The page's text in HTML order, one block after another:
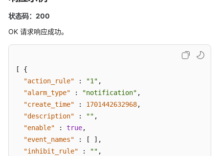
域）
布
扎
比
区
域）
用
状态码：200
OK 请求响应成功。
[
{
"action_rule"
: "1" ,
"alarm_type"
: "notification" ,
"create_time"
: 1701442632968,
"description"
: "" ,
"enable"
: true,
"event_names"
: [ ] ,
"inhibit_rule"
: "" ,